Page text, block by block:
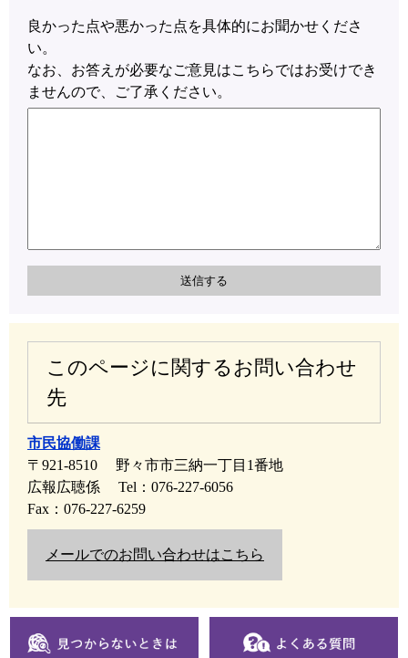
良かった点や悪かった点を具体的にお聞かせくださ
い。
なお、お答えが必要なご意見はこちらではお受けでき
ませんので、ご了承ください。
このページに関するお問い合わせ
先
市民協働課
〒921-8510
野々市市三納一丁目1番地
広報広聴係
Tel：076-227-6056
Fax：076-227-6259
メールでのお問い合わせはこちら